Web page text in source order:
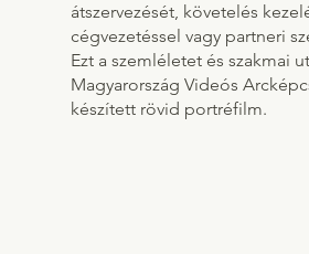
átszervezését, követelés
cégvezetéssel vagy partneri
Ezt a szemléletet és szakmai
Magyarország Videós
készített rövid portréfilm.